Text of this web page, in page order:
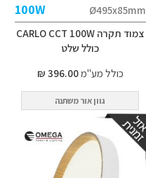
Ø495x85mm
100W
צמוד תקרה CARLO CCT 100W
כולל שלט
כולל מע"מ396.00 ₪
גוון אור משתנה